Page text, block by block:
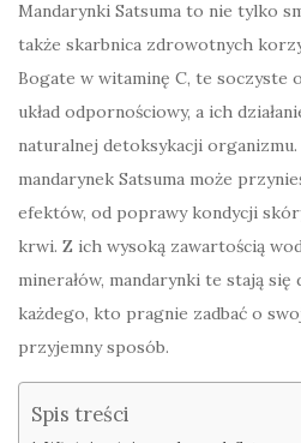
Mandarynki Satsuma to nie tylko
także skarbnica zdrowotnych
Bogate w witaminę C, te soczyste
układ odpornościowy, a ich
naturalnej detoksykacji
mandarynek Satsuma może
efektów, od poprawy kondycji
krwi. Z ich wysoką zawartością
minerałów, mandarynki te stają się
każdego, kto pragnie zadbać o
przyjemny sposób.
Spis treści